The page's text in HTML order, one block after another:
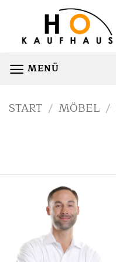
springen
MENÜ
START / MÖBEL /